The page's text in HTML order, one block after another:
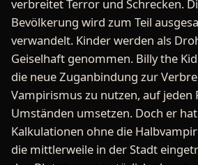
verbreitet Terror und Schrecken.
Bevölkerung wird zum Teil
verwandelt. Kinder werden als
Geiselhaft genommen. Billy the
die neue Zuganbindung zur
Vampirismus zu nutzen, auf jeden
Umständen umsetzen. Doch er
Kalkulationen ohne die
die mittlerweile in der Stadt